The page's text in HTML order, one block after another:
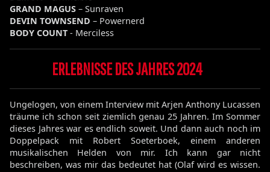
GRAND MAGUS – Sunraven
DEVIN TOWNSEND – Powernerd
BODY COUNT - Merciless
ERLEBNISSE DES JAHRES 2024
Ungelogen, von einem Interview mit Arjen Anthony Lucassen
träume ich schon seit ziemlich genau 25 Jahren. Im Sommer
dieses Jahres war es endlich soweit. Und dann auch noch im
Doppelpack mit Robert Soeterboek, einem anderen
musikalischen Helden von mir. Ich kann gar nicht
beschreiben, was mir das bedeutet hat (Olaf wird es wissen.